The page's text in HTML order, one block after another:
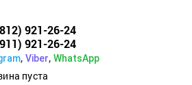
921-26-24
921-26-24
, Viber, WhatsApp
пуста